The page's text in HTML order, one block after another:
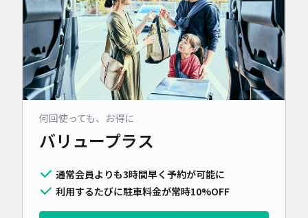
何回使っても、お得に
バリュープラス
通常会員よりも3時間早く予約が可能に
利用するたびに駐車料金が常時10%OFF